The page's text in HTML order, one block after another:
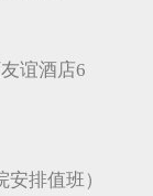
谊酒店6
排值班）